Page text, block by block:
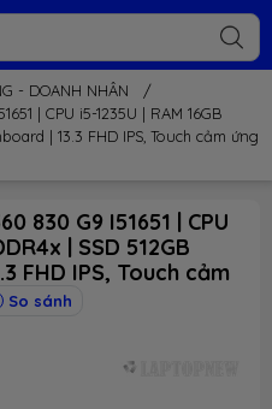
- DOANH NHÂN
/
| CPU i5-1235U | RAM 16GB
| 13.3 FHD IPS, Touch cảm ứng
830 G9 I51651 | CPU
| SSD 512GB
FHD IPS, Touch cảm
So sánh